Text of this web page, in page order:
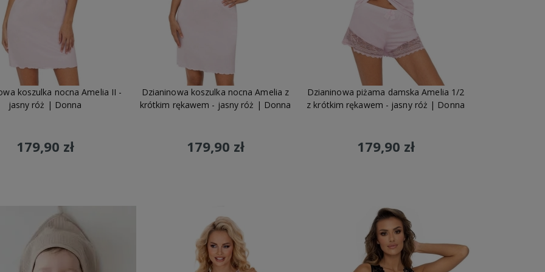
koszulka nocna Amelia II -
jasny róż | Donna
179,90 zł
Dzianinowa koszulka nocna Amelia z
krótkim rękawem - jasny róż | Donna
179,90 zł
Dzianinowa piżama damska Amelia 1/2
z krótkim rękawem - jasny róż | Donna
179,90 zł